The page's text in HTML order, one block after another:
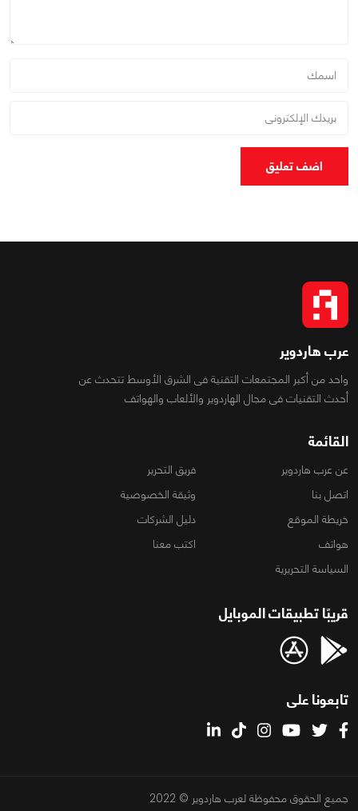
اضف تعليق
عرب هاردوير
واحد من أكبر المجتمعات التقنية فى الشرق الأوسط تتحدث عن
أحدث التقنيات فى مجال الهاردوير والألعاب والهواتف
القائمة
عن عرب هاردوير
فريق التحرير
اتصل بنا
وثيقة الخصوصية
خريطة الموقع
دليل الشركات
هواتف
اكتب معنا
السياسة التحريرية
قريبًا تطبيقات الموبايل
تابعونا على
جميع الحقوق محفوظة لعرب هاردوير © 2022